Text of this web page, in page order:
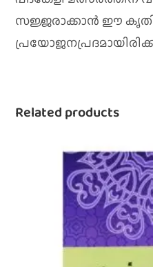
സജ്ജരാക്കാൻ ഈ
Related products